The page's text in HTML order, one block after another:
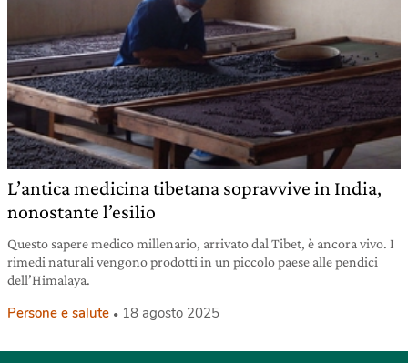
L’antica medicina tibetana sopravvive in India,
nonostante l’esilio
Questo sapere medico millenario, arrivato dal Tibet, è ancora vivo. I
rimedi naturali vengono prodotti in un piccolo paese alle pendici
dell’Himalaya.
Persone e salute 18 agosto 2025